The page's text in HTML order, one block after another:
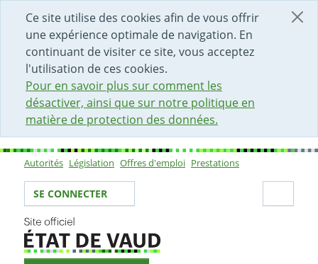
Ce site utilise des cookies afin de vous offrir
une expérience optimale de navigation. En
continuant de visiter ce site, vous acceptez
l'utilisation de ces cookies.
Pour en savoir plus sur comment les
désactiver, ainsi que sur notre politique en
matière de protection des données.
DÉBUT DU CONTENU DE LA PAGE
ACCÈS AU CHAMP DE RECHERCHE
PAGE D'ACCUEIL
FORMULAIRE DE CONTACT
Sous-navigation
Autorités Législation Offres d'emploi Prestations
Votre identité
SE CONNECTER